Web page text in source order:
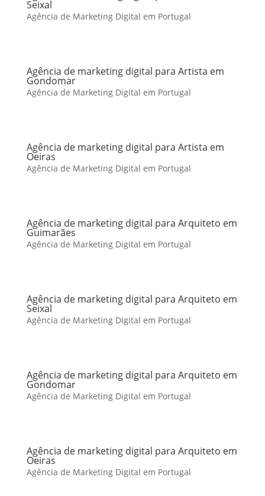
Seixal
Agência de Marketing Digital em Portugal
Agência de marketing digital para Artista em
Gondomar
Agência de Marketing Digital em Portugal
Agência de marketing digital para Artista em
Oeiras
Agência de Marketing Digital em Portugal
Agência de marketing digital para Arquiteto em
Guimarães
Agência de Marketing Digital em Portugal
Agência de marketing digital para Arquiteto em
Seixal
Agência de Marketing Digital em Portugal
Agência de marketing digital para Arquiteto em
Gondomar
Agência de Marketing Digital em Portugal
Agência de marketing digital para Arquiteto em
Oeiras
Agência de Marketing Digital em Portugal